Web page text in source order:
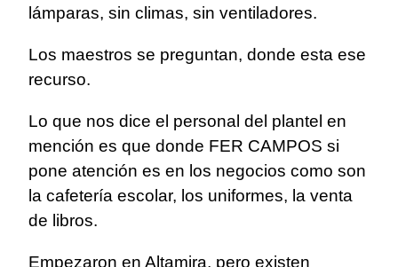
lámparas, sin climas, sin ventiladores.
Los maestros se preguntan, donde esta ese
recurso.
Lo que nos dice el personal del plantel en
mención es que donde FER CAMPOS si
pone atención es en los negocios como son
la cafetería escolar, los uniformes, la venta
de libros.
Empezaron en Altamira, pero existen